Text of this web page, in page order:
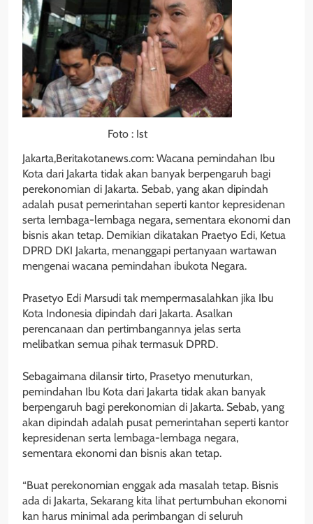
Foto : Ist
Jakarta,Beritakotanews.com: Wacana pemindahan Ibu
Kota dari Jakarta tidak akan banyak berpengaruh bagi
perekonomian di Jakarta. Sebab, yang akan dipindah
adalah pusat pemerintahan seperti kantor kepresidenan
serta lembaga-lembaga negara, sementara ekonomi dan
bisnis akan tetap. Demikian dikatakan Praetyo Edi, Ketua
DPRD DKI Jakarta, menanggapi pertanyaan wartawan
mengenai wacana pemindahan ibukota Negara.
Prasetyo Edi Marsudi tak mempermasalahkan jika Ibu
Kota Indonesia dipindah dari Jakarta. Asalkan
perencanaan dan pertimbangannya jelas serta
melibatkan semua pihak termasuk DPRD.
Sebagaimana dilansir tirto, Prasetyo menuturkan,
pemindahan Ibu Kota dari Jakarta tidak akan banyak
berpengaruh bagi perekonomian di Jakarta. Sebab, yang
akan dipindah adalah pusat pemerintahan seperti kantor
kepresidenan serta lembaga-lembaga negara,
sementara ekonomi dan bisnis akan tetap.
“Buat perekonomian enggak ada masalah tetap. Bisnis
ada di Jakarta, Sekarang kita lihat pertumbuhan ekonomi
kan harus minimal ada perimbangan di seluruh